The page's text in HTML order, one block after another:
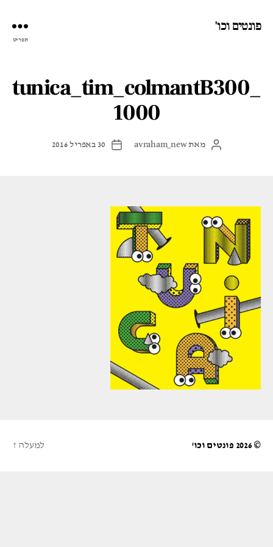
פונטים וכו'
תפריט
tunica_tim_colmantB300_
1000
המחבר
מאתavraham_new
תאריך
30 באפריל 2016
© 2026 פונטים וכו' למעלה ↑